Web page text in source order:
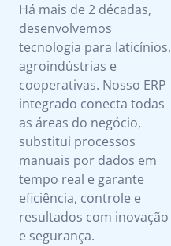
Há mais de 2 décadas,
desenvolvemos
tecnologia para laticínios,
agroindústrias e
cooperativas. Nosso ERP
integrado conecta todas
as áreas do negócio,
substitui processos
manuais por dados em
tempo real e garante
eficiência, controle e
resultados com inovação
e segurança.